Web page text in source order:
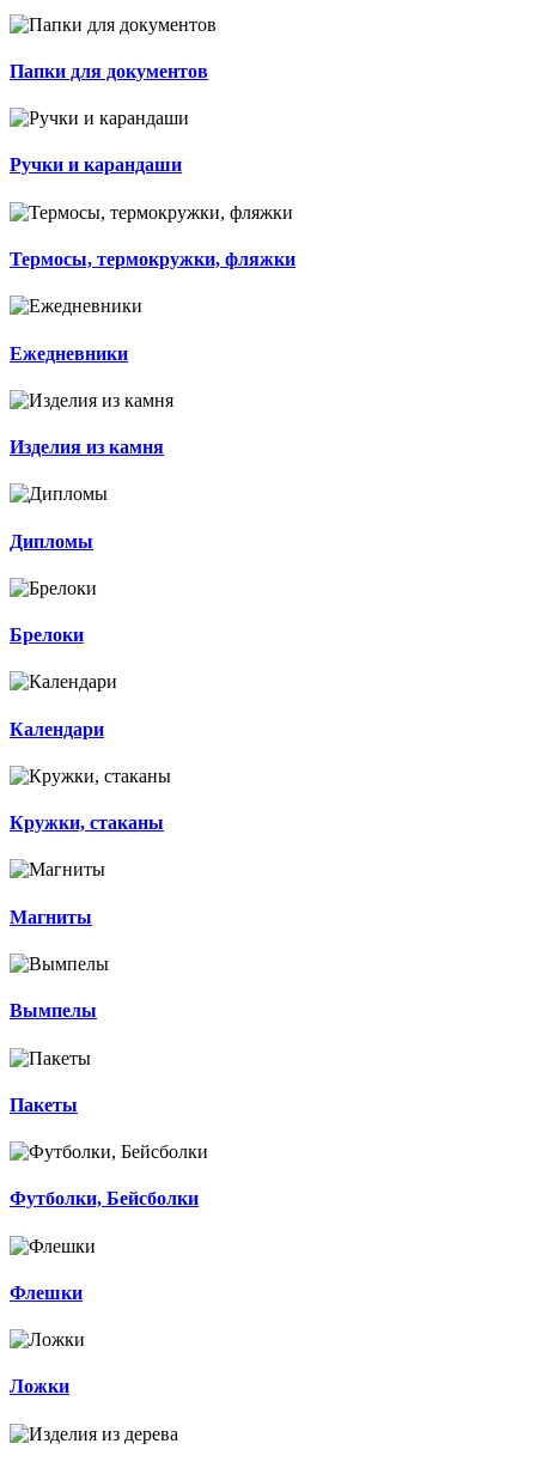
Папки для документов
Ручки и карандаши
Термосы, термокружки, фляжки
Ежедневники
Изделия из камня
Дипломы
Брелоки
Календари
Кружки, стаканы
Магниты
Вымпелы
Пакеты
Футболки, Бейсболки
Флешки
Ложки